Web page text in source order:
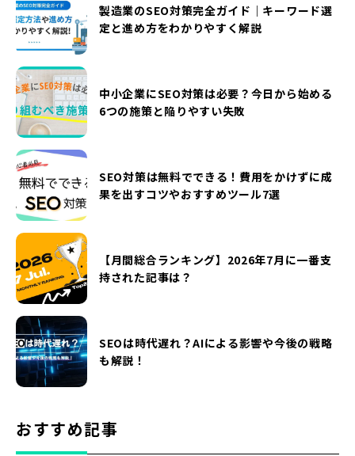
製造業のSEO対策完全ガイド｜キーワード選
定と進め方をわかりやすく解説
中小企業にSEO対策は必要？今日から始める
6つの施策と陥りやすい失敗
SEO対策は無料でできる！費用をかけずに成
果を出すコツやおすすめツール7選
【月間総合ランキング】2026年7月に一番支
持された記事は？
SEOは時代遅れ？AIによる影響や今後の戦略
も解説！
おすすめ記事